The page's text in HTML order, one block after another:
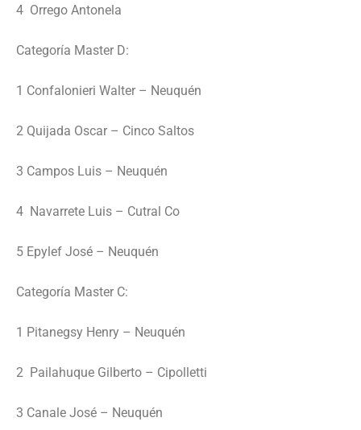
4 Orrego Antonela
Categoría Master D:
1 Confalonieri Walter – Neuquén
2 Quijada Oscar – Cinco Saltos
3 Campos Luis – Neuquén
4 Navarrete Luis – Cutral Co
5 Epylef José – Neuquén
Categoría Master C:
1 Pitanegsy Henry – Neuquén
2 Pailahuque Gilberto – Cipolletti
3 Canale José – Neuquén